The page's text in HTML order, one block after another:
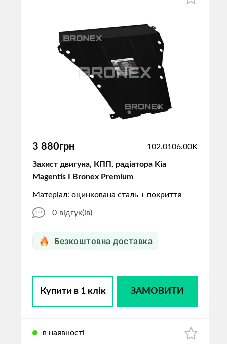
3 880грн 102.0106.00K
Захист двигуна, КПП, радіатора Kia
Magentis I Bronex Premium
Матеріал: оцинкована сталь + покриття
0 відгук(ів)
Безкоштовна доставка
Купити в 1 клік ЗАМОВИТИ
в наявності